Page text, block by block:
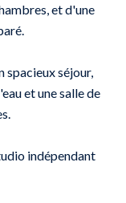
et d'une
spacieux séjour,
et une salle de
indépendant